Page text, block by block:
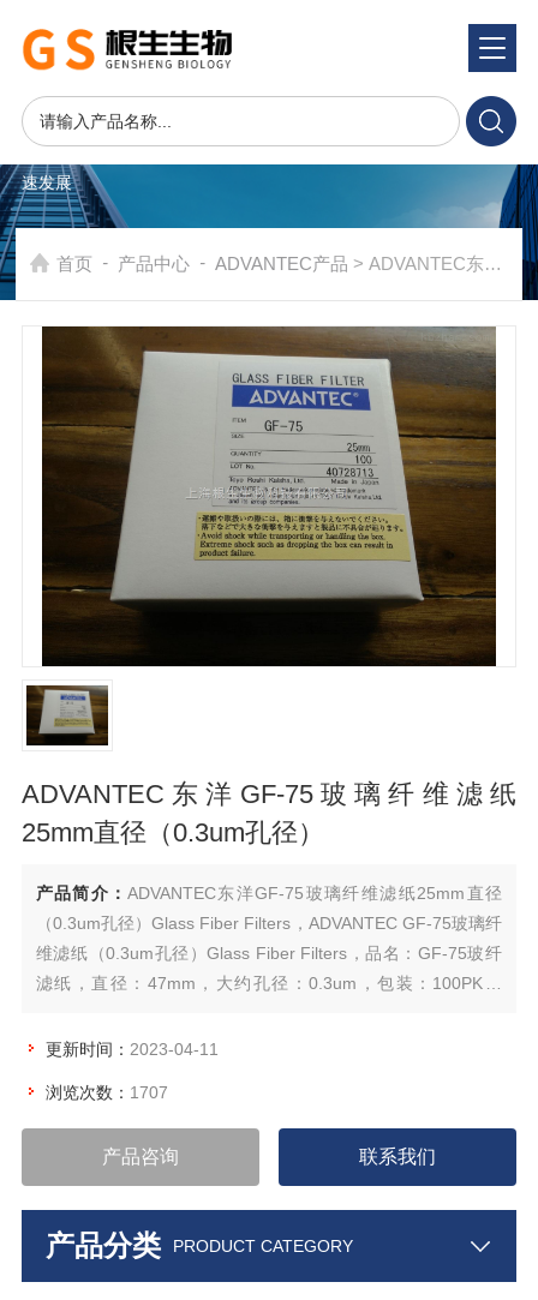
产品系统 PRODUCTS SYSTEM
速发展
首页 - 产品中心 - ADVANTEC产品 > ADVANTEC东洋GF-75玻璃纤维滤纸25mm直径（0.3um孔径）
ADVANTEC东洋GF-75玻璃纤维滤纸
25mm直径（0.3um孔径）
产品简介： ADVANTEC东洋GF-75玻璃纤维滤纸25mm直径
（0.3um孔径）Glass Fiber Filters，ADVANTEC GF-75玻璃纤
维滤纸（0.3um孔径）Glass Fiber Filters，品名：GF-75玻纤
滤纸，直径：47mm，大约孔径：0.3um，包装：100PK，
70mm、90mm、
更新时间： 2023-04-11
浏览次数： 1707
产品咨询 联系我们
产品分类 PRODUCT CATEGORY